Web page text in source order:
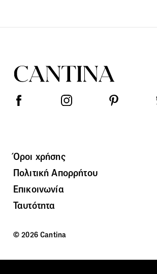
Όροι χρήσης
Πολιτική Απορρήτου
Επικοινωνία
Ταυτότητα
© 2026 Cantina